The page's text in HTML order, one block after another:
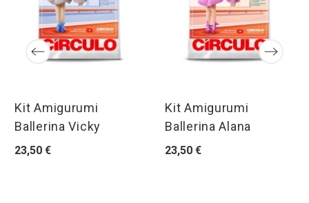
Kit Amigurumi
Ballerina Vicky
23,50 €
Kit Amigurumi
Ballerina Alana
23,50 €